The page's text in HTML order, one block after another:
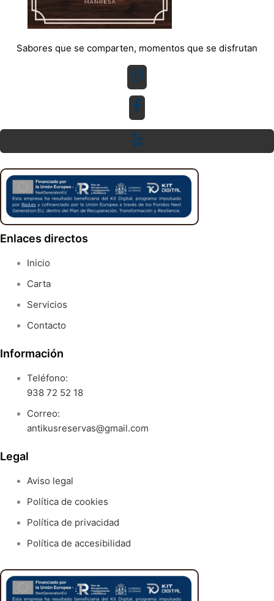
Sabores que se comparten, momentos que se disfrutan
Enlaces directos
Inicio
Carta
Servicios
Contacto
Información
Teléfono:
938 72 52 18
Correo:
antikusreservas@gmail.com
Legal
Aviso legal
Política de cookies
Política de privacidad
Política de accesibilidad